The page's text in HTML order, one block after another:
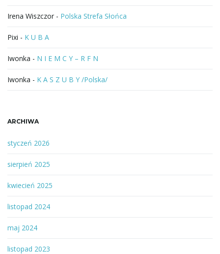
Irena Wiszczor - Polska Strefa Słońca
Pixi - K U B A
Iwonka - N I E M C Y – R F N
Iwonka - K A S Z U B Y /Polska/
ARCHIWA
styczeń 2026
sierpień 2025
kwiecień 2025
listopad 2024
maj 2024
listopad 2023